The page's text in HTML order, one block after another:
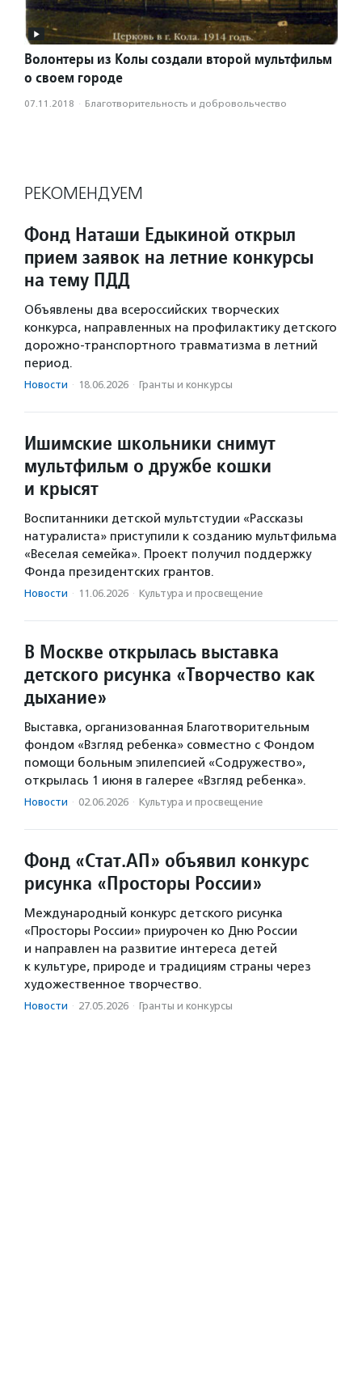
Волонтеры из Колы создали второй мультфильм
о своем городе
07.11.2018 · Благотвори­тель­ность и доброволь­чест­во
РЕКОМЕНДУЕМ
Фонд Наташи Едыкиной открыл
прием заявок на летние конкурсы
на тему ПДД
Объявлены два всероссийских творческих
конкурса, направленных на профилактику детского
дорожно-транспортного травматизма в летний
период.
Новости · 18.06.2026 · Гранты и конкурсы
Ишимские школьники снимут
мультфильм о дружбе кошки
и крысят
Воспитанники детской мультстудии «Рассказы
натуралиста» приступили к созданию мультфильма
«Веселая семейка». Проект получил поддержку
Фонда президентских грантов.
Новости · 11.06.2026 · Культура и просвещение
В Москве открылась выставка
детского рисунка «Творчество как
дыхание»
Выставка, организованная Благотворительным
фондом «Взгляд ребенка» совместно с Фондом
помощи больным эпилепсией «Содружество»,
открылась 1 июня в галерее «Взгляд ребенка».
Новости · 02.06.2026 · Культура и просвещение
Фонд «Стат.АП» объявил конкурс
рисунка «Просторы России»
Международный конкурс детского рисунка
«Просторы России» приурочен ко Дню России
и направлен на развитие интереса детей
к культуре, природе и традициям страны через
художественное творчество.
Новости · 27.05.2026 · Гранты и конкурсы